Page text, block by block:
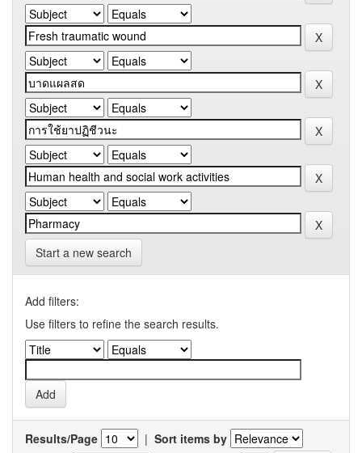
Start a new search
Add filters:
Use filters to refine the search results.
Results/Page | Sort items by